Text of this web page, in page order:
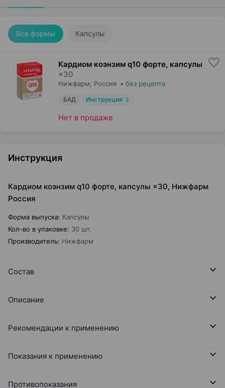
Все формы Капсулы
Кардиом коэнзим q10 форте, капсулы
×30
Нижфарм , Россия • без рецепта
БАД Инструкция
Нет в продаже
Инструкция
Кардиом коэнзим q10 форте, капсулы ×30, Нижфарм
Россия
Форма выпуска: Капсулы
Кол-во в упаковке: 30 шт.
Производитель: Нижфарм
Состав
Описание
Рекомендации к применению
Показания к применению
Противопоказания